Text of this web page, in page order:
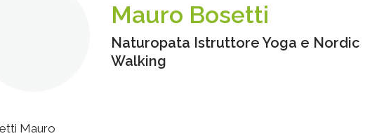
Mauro Bosetti
Naturopata Istruttore Yoga e Nordic
Walking
Mauro